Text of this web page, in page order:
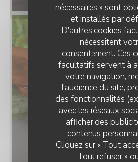
nécessaires » sont
et installés par
D'autres cookies
nécessitent
consentement. Ces
facultatifs servent à
votre navigation,
l'audience du site,
des fonctionnalités
avec les réseaux
afficher des
contenus
Cliquez sur « Tout
Tout refuser »